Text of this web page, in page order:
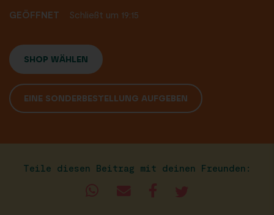
GEÖFFNET
Schließt um 19:15
SHOP WÄHLEN
EINE SONDERBESTELLUNG AUFGEBEN
Teile diesen Beitrag mit deinen Freunden: